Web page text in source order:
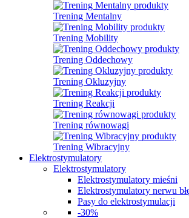
Trening Mentalny
Trening Mobility
Trening Oddechowy
Trening Okluzyjny
Trening Reakcji
Trening równowagi
Trening Wibracyjny
Elektrostymulatory
Elektrostymulatory
Elektrostymulatory mieśni
Elektrostymulatory nerwu
Pasy do elektrostymulacji
-30%